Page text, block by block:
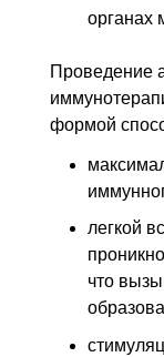
органах
Проведение
формой
легкой
что